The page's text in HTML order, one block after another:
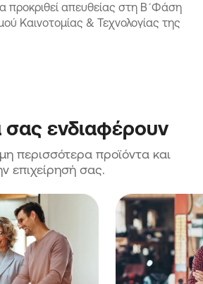
προκριθεί απευθείας στη Β΄Φάση
Καινοτομίας & Τεχνολογίας της
ενδιαφέρουν
περισσότερα προϊόντα και
επιχείρησή σας.